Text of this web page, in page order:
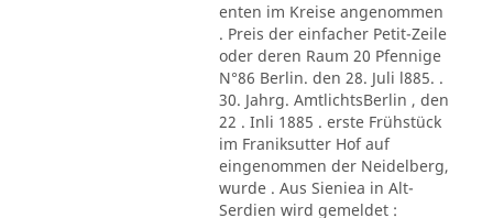
enten im Kreise angenommen
. Preis der einfacher Petit-Zeile
oder deren Raum 20 Pfennige
N°86 Berlin. den 28. Juli l885. .
30. Jahrg. AmtlichtsBerlin , den
22 . Inli 1885 . erste Frühstück
im Franiksutter Hof auf
eingenommen der Neidelberg,
wurde . Aus Sieniea in Alt-
Serdien wird gemeldet :